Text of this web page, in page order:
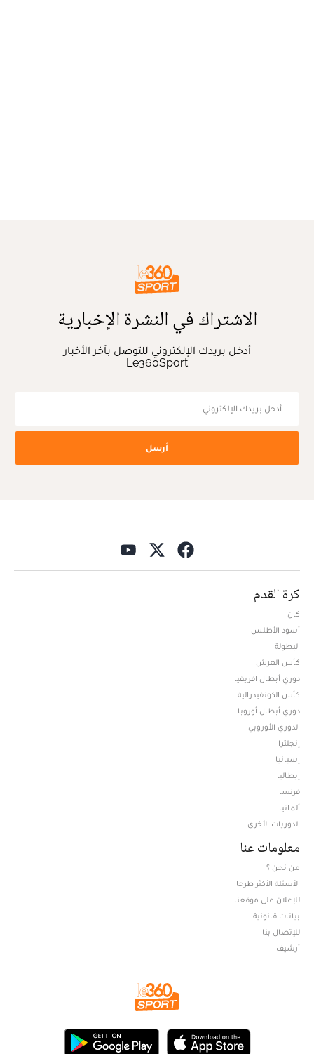
الاشتراك في النشرة الإخبارية
أدخل بريدك الإلكتروني للتوصل بآخر الأخبار
Le360Sport
أرسل
كرة القدم
كان
أسود الأطلس
البطولة
كأس العرش
دوري أبطال افريقيا
كأس الكونفيدرالية
دوري أبطال أوروبا
الدوري الأوروبي
إنجلترا
إسبانيا
إيطاليا
فرنسا
ألمانيا
الدوريات الأخرى
معلومات عنا
من نحن ؟
الأسئلة الأكثر طرحا
للإعلان على موقعنا
بيانات قانونية
للإتصال بنا
أرشيف